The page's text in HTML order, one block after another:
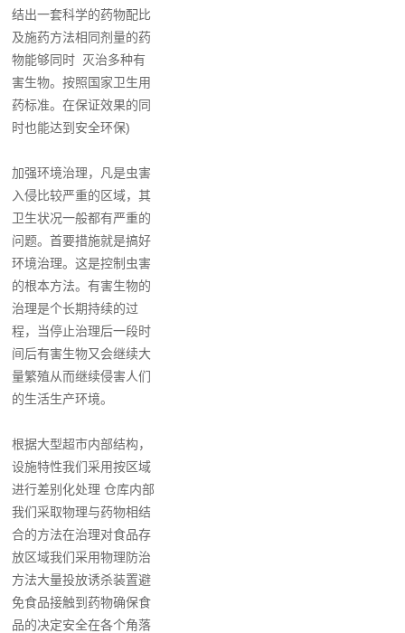
结出一套科学的药物配比
及施药方法相同剂量的药
物能够同时 灭治多种有
害生物。按照国家卫生用
药标准。在保证效果的同
时也能达到安全环保)
加强环境治理，凡是虫害
入侵比较严重的区域，其
卫生状况一般都有严重的
问题。首要措施就是搞好
环境治理。这是控制虫害
的根本方法。有害生物的
治理是个长期持续的过
程，当停止治理后一段时
间后有害生物又会继续大
量繁殖从而继续侵害人们
的生活生产环境。
根据大型超市内部结构，
设施特性我们采用按区域
进行差别化处理 仓库内部
我们采取物理与药物相结
合的方法在治理对食品存
放区域我们采用物理防治
方法大量投放诱杀装置避
免食品接触到药物确保食
品的决定安全在各个角落